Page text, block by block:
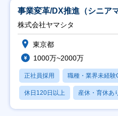
事業変革/DX推進（シニア
株式会社ヤマシタ
東京都
1000万~2000万
正社員採用 職種・業界未経験
休日120日以上 産休・育休あ